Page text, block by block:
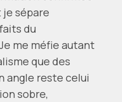
je sépare
du
me méfie autant
que des
angle reste celui
sobre,